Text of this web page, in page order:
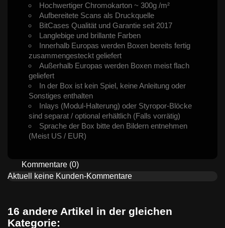
Hochwertiger Chromokarton ~ 300g /m²
Aufbereitete Scans als Druckquelle
BitCases Qualität und Garantie seit 2017
Langlebige und brillante Farben
Innerhalb Europas werden Boxen bereits fertig
zusammengesteckt geliefert
Außerhalb Europas werden Boxen meist flach
geliefert
In der Box ist kein Spiel, keine Anleitung oder
Sonstiges enthalten
Inlays (Modul-Halterung) oder Styropor-Blöcke
sind separat / optional erhältlich (Falls vorrätig)
Sprache der Box bitte den Bildern entnehmen
(Meist US / EUR)
Kommentare (0)
Aktuell keine Kunden-Kommentare
16 andere Artikel in der gleichen
Kategorie: